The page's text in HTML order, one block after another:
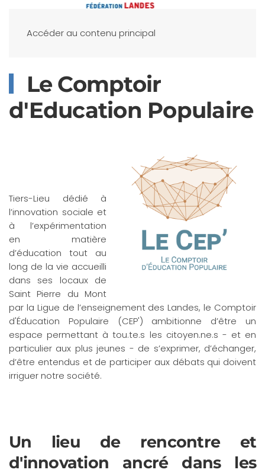
Accéder au contenu principal
Le Comptoir
d'Education Populaire
Tiers-Lieu dédié à
l’innovation sociale et
à l’expérimentation
en matière
d’éducation tout au
long de la vie accueilli
dans ses locaux de
Saint Pierre du Mont
par la Ligue de l’enseignement des Landes, le Comptoir
d'Éducation Populaire (CEP') ambitionne d’être un
espace permettant à tou.te.s les citoyen.ne.s - et en
particulier aux plus jeunes - de s’exprimer, d’échanger,
d’être entendus et de participer aux débats qui doivent
irriguer notre société.
Un lieu de rencontre et
d'innovation ancré dans les